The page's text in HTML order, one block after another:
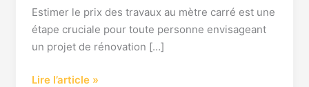
Estimer le prix des travaux au mètre carré est une
étape cruciale pour toute personne envisageant
un projet de rénovation […]
Lire l’article »